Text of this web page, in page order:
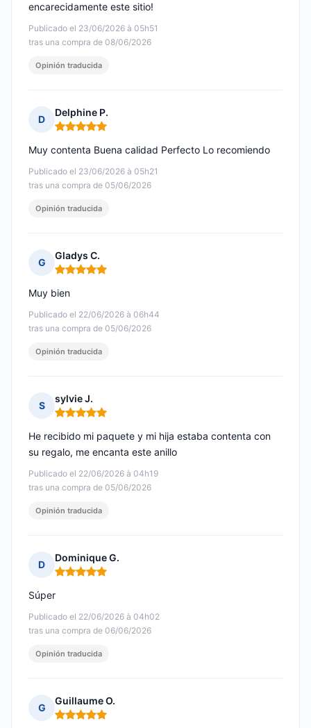
Publicado el 23/06/2026 à 05h51
tras una compra de 08/06/2026
encarecidamente este sitio!
Opinión traducida
D
Delphine P.
Nota: 5 de 5
Publicado el 23/06/2026 à 05h21
tras una compra de 05/06/2026
Muy contenta Buena calidad Perfecto Lo recomiendo
Opinión traducida
G
Gladys C.
Nota: 5 de 5
Publicado el 22/06/2026 à 06h44
tras una compra de 05/06/2026
Muy bien
Opinión traducida
S
sylvie J.
Nota: 5 de 5
Publicado el 22/06/2026 à 04h19
tras una compra de 05/06/2026
He recibido mi paquete y mi hija estaba contenta con
su regalo, me encanta este anillo
Opinión traducida
D
Dominique G.
Nota: 5 de 5
Publicado el 22/06/2026 à 04h02
tras una compra de 06/06/2026
Súper
Opinión traducida
G
Guillaume O.
Nota: 5 de 5